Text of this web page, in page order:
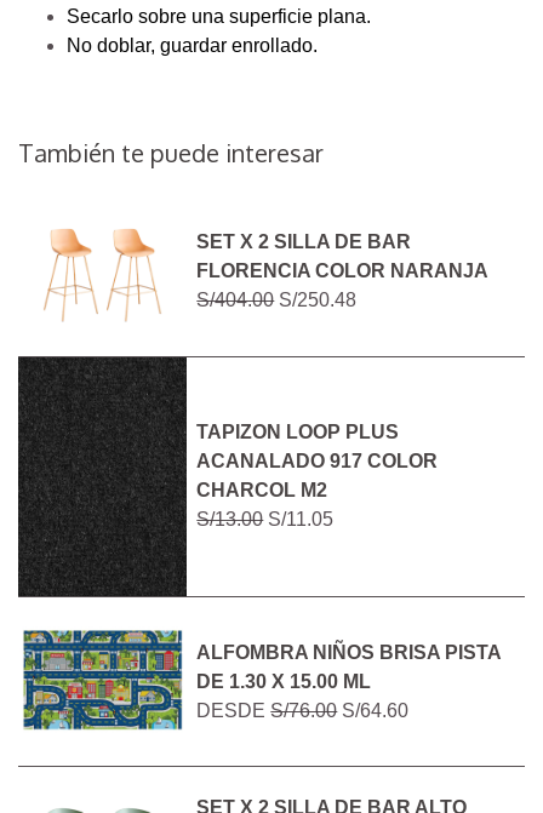
Secarlo sobre una superficie plana.
No doblar, guardar enrollado.
También te puede interesar
SET X 2 SILLA DE BAR
FLORENCIA COLOR NARANJA
S/404.00S/250.48
TAPIZON LOOP PLUS
ACANALADO 917 COLOR
CHARCOL M2
S/13.00S/11.05
ALFOMBRA NIÑOS BRISA PISTA
DE 1.30 X 15.00 ML
DESDES/76.00S/64.60
SET X 2 SILLA DE BAR ALTO